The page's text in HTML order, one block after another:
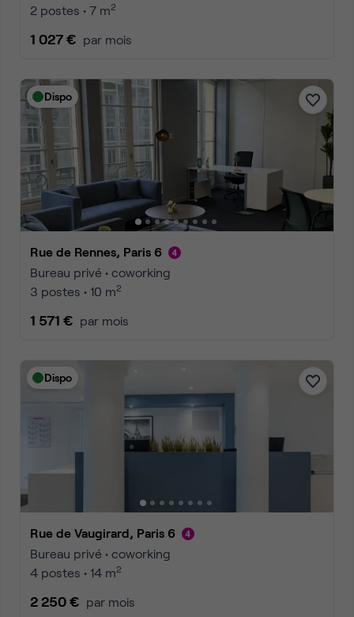
2 postes • 7 m2
1 027 € par mois
Dispo
Rue de Rennes, Paris 6
Bureau privé • coworking
3 postes • 10 m2
1 571 € par mois
Dispo
Rue de Vaugirard, Paris 6
Bureau privé • coworking
4 postes • 14 m2
2 250 € par mois